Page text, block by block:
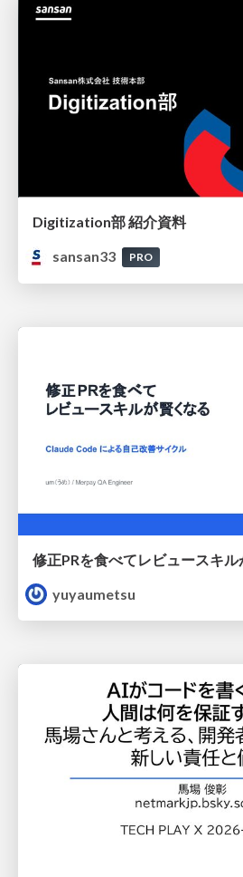
Digitization部 紹介資料
sansan33
PRO
yuyaumetsu